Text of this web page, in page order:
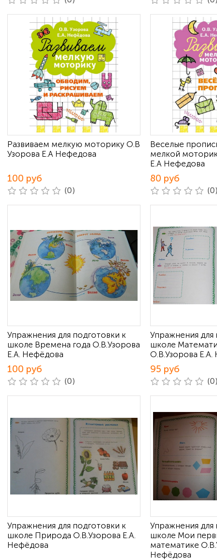
Развиваем мелкую моторику О.В
Узорова Е.А Нефедова
100 руб
(0)
Веселые
мелкой
Е.А Нефедова
80 руб
Упражнения для подготовки к
школе Времена года О.В.Узорова
Е.А. Нефёдова
100 руб
(0)
Упражнения для
школе
О.В.Узорова
95 руб
Упражнения для подготовки к
школе Природа О.В.Узорова Е.А.
Нефёдова
Упражнения для
школе Мои
математике
Нефёдова